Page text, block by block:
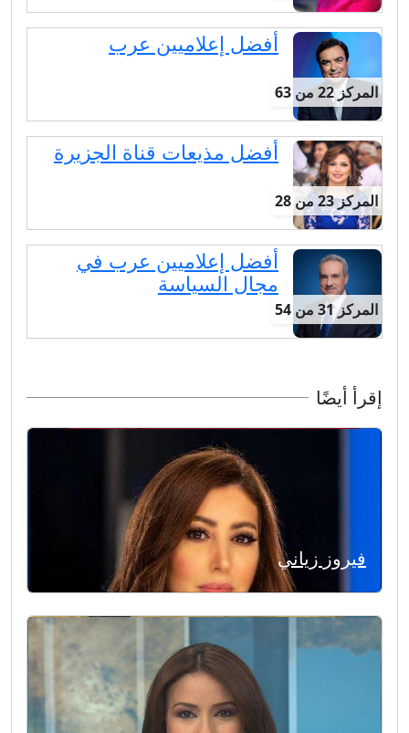
المركز 22 من 63
أفضل إعلاميين عرب
المركز 23 من 28
أفضل مذيعات قناة الجزيرة
المركز 31 من 54
أفضل إعلاميين عرب في
مجال السياسة
إقرأ أيضًا
فيروز زياني